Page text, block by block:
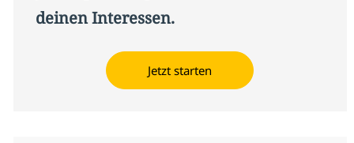
deinen Interessen.
Jetzt starten